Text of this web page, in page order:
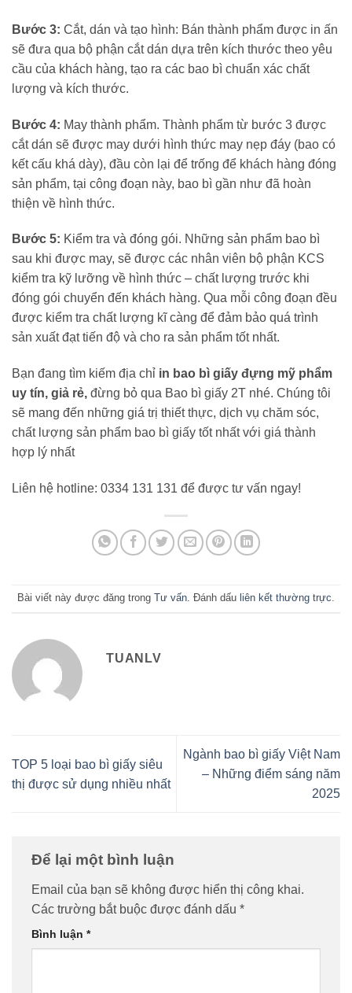
Bước 3: Cắt, dán và tạo hình: Bán thành phẩm được in ấn
sẽ đưa qua bộ phận cắt dán dựa trên kích thước theo yêu
cầu của khách hàng, tạo ra các bao bì chuẩn xác chất
lượng và kích thước.
Bước 4: May thành phẩm. Thành phẩm từ bước 3 được
cắt dán sẽ được may dưới hình thức may nẹp đáy (bao có
kết cấu khá dày), đầu còn lại để trống để khách hàng đóng
sản phẩm, tại công đoạn này, bao bì gần như đã hoàn
thiện về hình thức.
Bước 5: Kiểm tra và đóng gói. Những sản phẩm bao bì
sau khi được may, sẽ được các nhân viên bộ phận KCS
kiểm tra kỹ lưỡng về hình thức – chất lượng trước khi
đóng gói chuyển đến khách hàng. Qua mỗi công đoạn đều
được kiểm tra chất lượng kĩ càng để đảm bảo quá trình
sản xuất đạt tiến độ và cho ra sản phẩm tốt nhất.
Bạn đang tìm kiếm địa chỉ in bao bì giấy đựng mỹ phẩm
uy tín, giả rẻ, đừng bỏ qua Bao bì giấy 2T nhé. Chúng tôi
sẽ mang đến những giá trị thiết thực, dịch vụ chăm sóc,
chất lượng sản phẩm bao bì giấy tốt nhất với giá thành
hợp lý nhất
Liên hệ hotline: 0334 131 131 để được tư vấn ngay!
Bài viết này được đăng trong Tư vấn. Đánh dấu liên kết thường trực.
TUANLV
TOP 5 loại bao bì giấy siêu
thị được sử dụng nhiều nhất
Ngành bao bì giấy Việt Nam
– Những điểm sáng năm
2025
Để lại một bình luận
Email của bạn sẽ không được hiển thị công khai.
Các trường bắt buộc được đánh dấu *
Bình luận *